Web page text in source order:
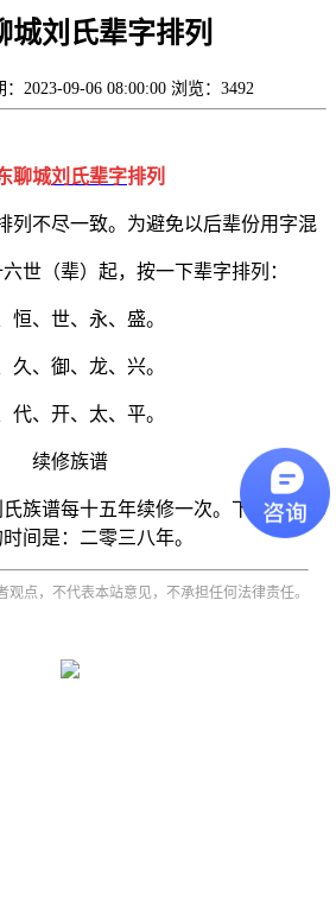
城刘氏辈字排列
：2023-09-06 08:00:00 浏览：3492
聊城刘氏辈字排列
列不尽一致。为避免以后辈份用字混
世（辈）起，按一下辈字排列：
恒、世、永、盛。
久、御、龙、兴。
代、开、太、平。
续修族谱
族谱每十五年续修一次。下一次续修
间是：二零三八年。
观点，不代表本站意见，不承担任何法律责任。